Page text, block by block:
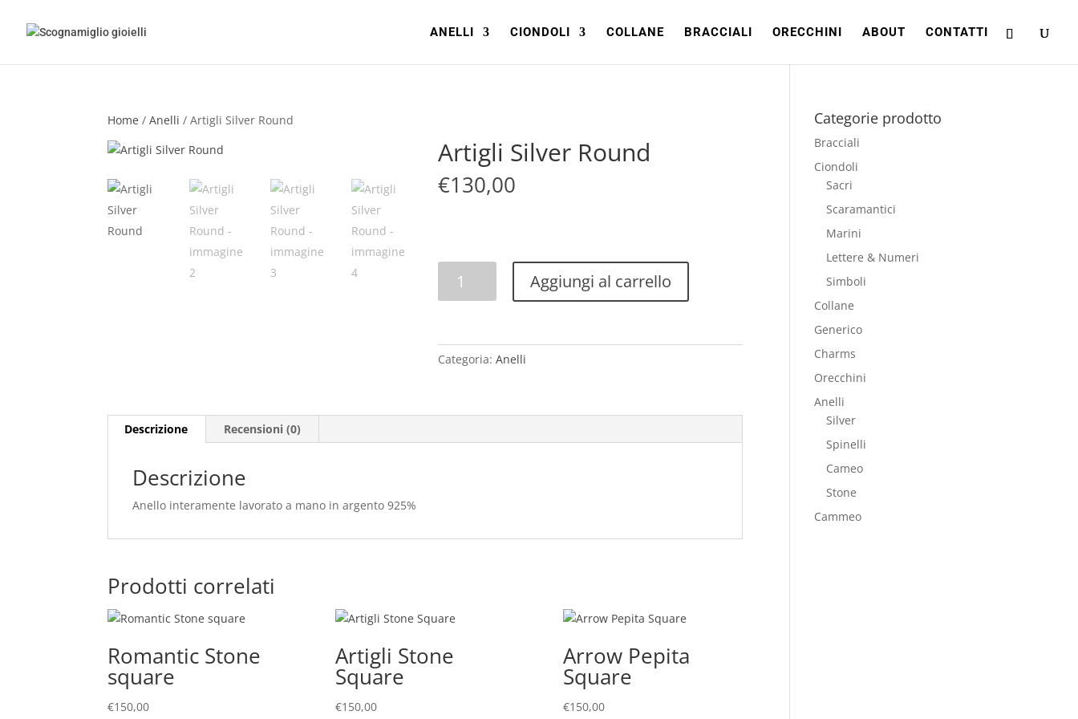
ANELLI CIONDOLI COLLANE BRACCIALI ORECCHINI ABOUT CONTATTI
Home /Anelli / Artigli Silver Round
Artigli Silver Round
€130,00
Silver
Aggiungi al carrello
Categoria:Anelli
Descrizione Recensioni (0)
Descrizione
Anello interamente lavorato a mano in argento 925%
Prodotti correlati
Romantic Stone
square
€150,00
Artigli Stone
Square
€150,00
Arrow Pepita
Square
€150,00
Categorie prodotto
Bracciali
Ciondoli
Sacri
Scaramantici
Marini
Lettere & Numeri
Simboli
Collane
Generico
Charms
Orecchini
Anelli
Silver
Spinelli
Cameo
Stone
Cammeo